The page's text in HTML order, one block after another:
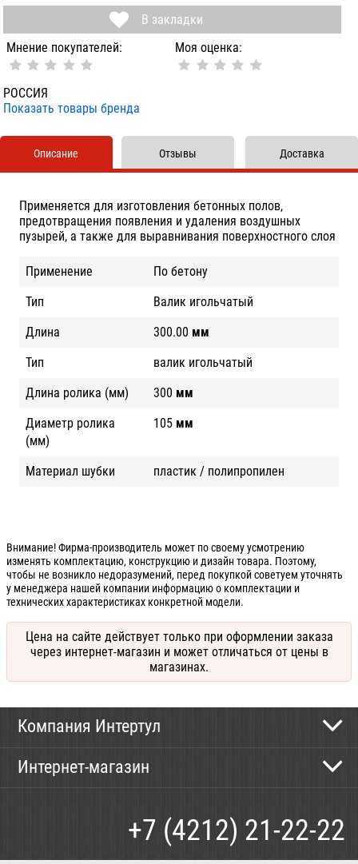
В закладки
Мнение покупателей:
Моя оценка:
РОССИЯ
Показать товары бренда
Описание
Применяется для изготовления бетонных полов,
предотвращения появления и удаления воздушных
пузырей, а также для выравнивания поверхностного слоя
Применение
По бетону
Тип
Валик игольчатый
Длина
300.00 мм
Тип
валик игольчатый
Длина ролика (мм)
300 мм
Диаметр ролика
(мм)
105 мм
Материал шубки пластик / полипропилен
Отзывы Доставка
Внимание! Фирма-производитель может по своему усмотрению
изменять комплектацию, конструкцию и дизайн товара. Поэтому,
чтобы не возникло недоразумений, перед покупкой советуем уточнять
у менеджера нашей компании информацию о комплектации и
технических характеристиках конкретной модели.
Цена на сайте действует только при оформлении заказа
через интернет-магазин и может отличаться от цены в
магазинах.
Компания Интертул
Новости
Интернет-магазин
+7 (4212) 21-22-22